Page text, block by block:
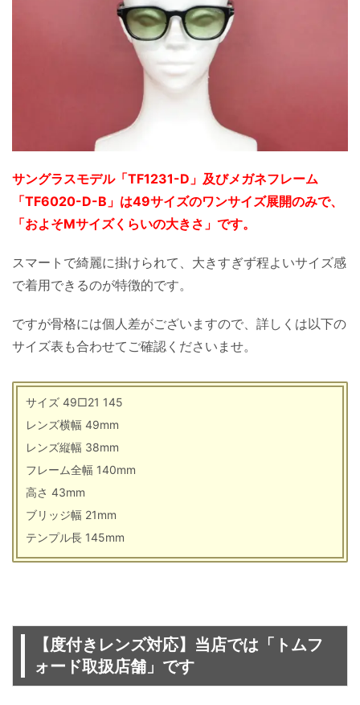
サングラスモデル「TF1231-D」及びメガネフレーム
「TF6020-D-B」は49サイズのワンサイズ展開のみで、
「およそMサイズくらいの大きさ」です。
スマートで綺麗に掛けられて、大きすぎず程よいサイズ感
で着用できるのが特徴的です。
ですが骨格には個人差がございますので、詳しくは以下の
サイズ表も合わせてご確認くださいませ。
サイズ 49□21 145
レンズ横幅 49mm
レンズ縦幅 38mm
フレーム全幅 140mm
高さ 43mm
ブリッジ幅 21mm
テンプル長 145mm
【度付きレンズ対応】当店では「トムフ
ォード取扱店舗」です